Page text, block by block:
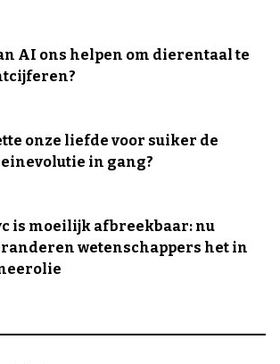
AI ons helpen om dierentaal te
onze liefde voor suiker de
in gang?
is moeilijk afbreekbaar: nu
wetenschappers het in